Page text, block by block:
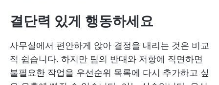
결단력 있게 행동하세요
사무실에서 편안하게 앉아 결정을 내리는 것은 비교
적 쉽습니다. 하지만 팀의 반대와 저항에 직면하면
불필요한 작업을 우선순위 목록에 다시 추가하고 싶